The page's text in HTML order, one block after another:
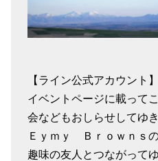
【ライン公式アカウント
イベントページに載って
会などもおしらせしてゆき
Ｅｙｍｙ Ｂｒｏｗｎｓ
趣味の友人とつながってゆ